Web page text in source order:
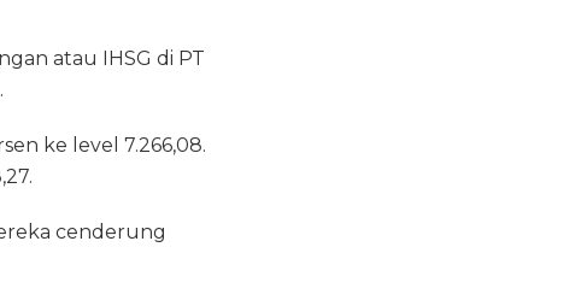
atau IHSG di PT
ke level 7.266,08.
cenderung